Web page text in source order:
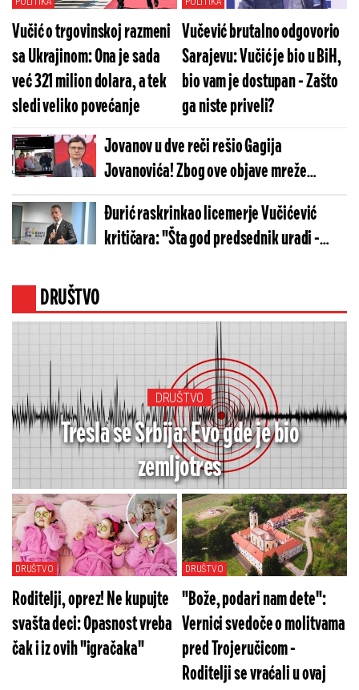
Vučić o trgovinskoj razmeni
sa Ukrajinom: Ona je sada
već 321 milion dolara, a tek
sledi veliko povećanje
Vučević brutalno odgovorio
Sarajevu: Vučić je bio u BiH,
bio vam je dostupan - Zašto
ga niste priveli?
Jovanov u dve reči rešio Gagija
Jovanovića! Zbog ove objave mreže
"gore" - Ovo je hit (FOTO)
Đurić raskrinkao licemerje Vučićević
kritičara: "Šta god predsednik uradi -
DRUŠTVO
DRUŠTVO
Tresla se Srbija: Evo gde je bio
zemljotres
DRUŠTVO
Roditelji, oprez! Ne kupujte
svašta deci: Opasnost vreba
čak i iz ovih "igračaka"
DRUŠTVO
"Bože, podari nam dete":
Vernici svedoče o molitvama
pred Trojeručicom -
Roditelji se vraćali u ovaj